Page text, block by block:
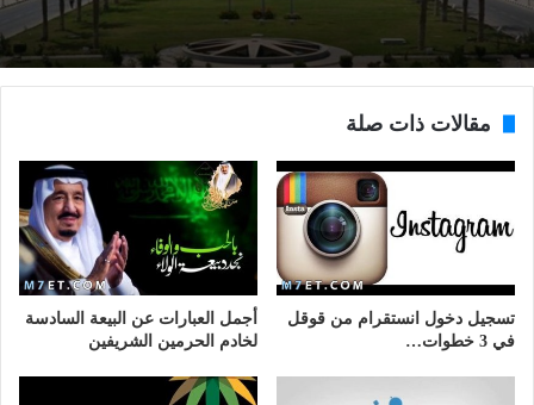
مقالات ذات صلة
تسجيل دخول انستقرام من قوقل
في 3 خطوات…
أجمل العبارات عن البيعة السادسة
لخادم الحرمين الشريفين